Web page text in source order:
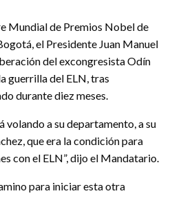
Mundial de Premios Nobel de
el Presidente Juan Manuel
del excongresista Odín
guerrilla del ELN, tras
durante diez meses.
volando a su departamento, a su
que era la condición para
con el ELN”, dijo el Mandatario.
para iniciar esta otra